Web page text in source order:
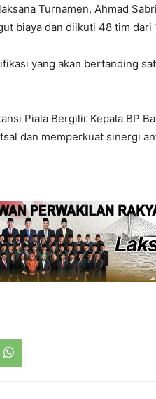
Turnamen, Ahmad
biaya dan diikuti 48 tim dari
yang akan bertanding
Piala Bergilir Kepala BP
dan memperkuat sinergi